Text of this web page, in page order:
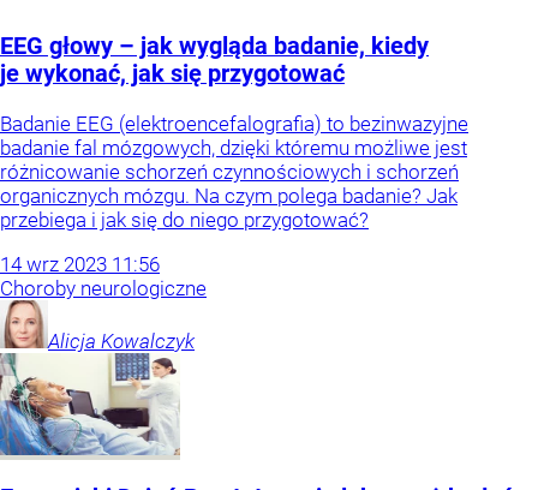
EEG głowy – jak wygląda badanie, kiedy
je wykonać, jak się przygotować
Badanie EEG (elektroencefalografia) to bezinwazyjne
badanie fal mózgowych, dzięki któremu możliwe jest
różnicowanie schorzeń czynnościowych i schorzeń
organicznych mózgu. Na czym polega badanie? Jak
przebiega i jak się do niego przygotować?
14 wrz 2023 11:56
Choroby neurologiczne
Alicja Kowalczyk